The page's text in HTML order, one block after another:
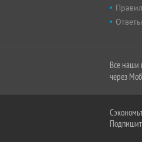
Все наши
через